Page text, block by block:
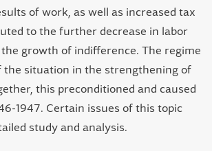
of work, as well as increased tax
to the further decrease in labor
growth of indifference. The regime
the situation in the strengthening of
this preconditioned and caused
1947. Certain issues of this topic
study and analysis.